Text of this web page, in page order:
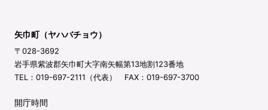
矢巾町（ヤハバチョウ）
〒028-3692
岩手県紫波郡矢巾町大字南矢幅第13地割123番地
TEL：019-697-2111（代表） FAX：019-697-3700
開庁時間